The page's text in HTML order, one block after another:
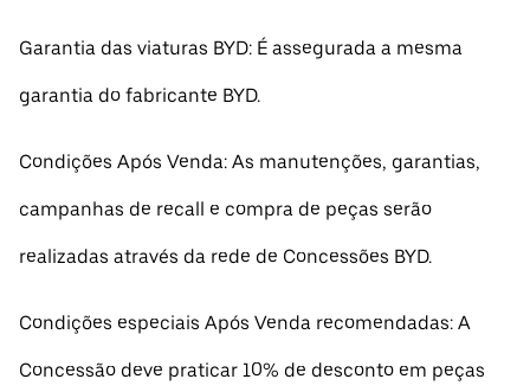
Garantia das viaturas BYD: É assegurada a mesma
garantia do fabricante BYD.
Condições Após Venda: As manutenções, garantias,
campanhas de recall e compra de peças serão
realizadas através da rede de Concessões BYD.
Condições especiais Após Venda recomendadas: A
Concessão deve praticar 10% de desconto em peças